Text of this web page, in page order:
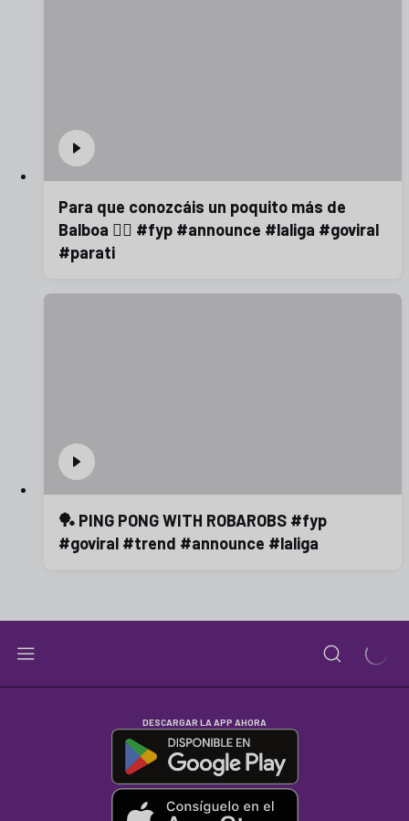
Para que conozcáis un poquito más de
Balboa 😮‍💨 #fyp #announce #laliga #goviral
#parati
🏓 PING PONG WITH ROBAROBS #fyp
#goviral #trend #announce #laliga
DESCARGAR LA APP AHORA